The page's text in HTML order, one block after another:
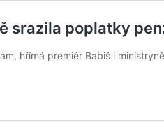
srazila poplatky
hřímá premiér Babiš i